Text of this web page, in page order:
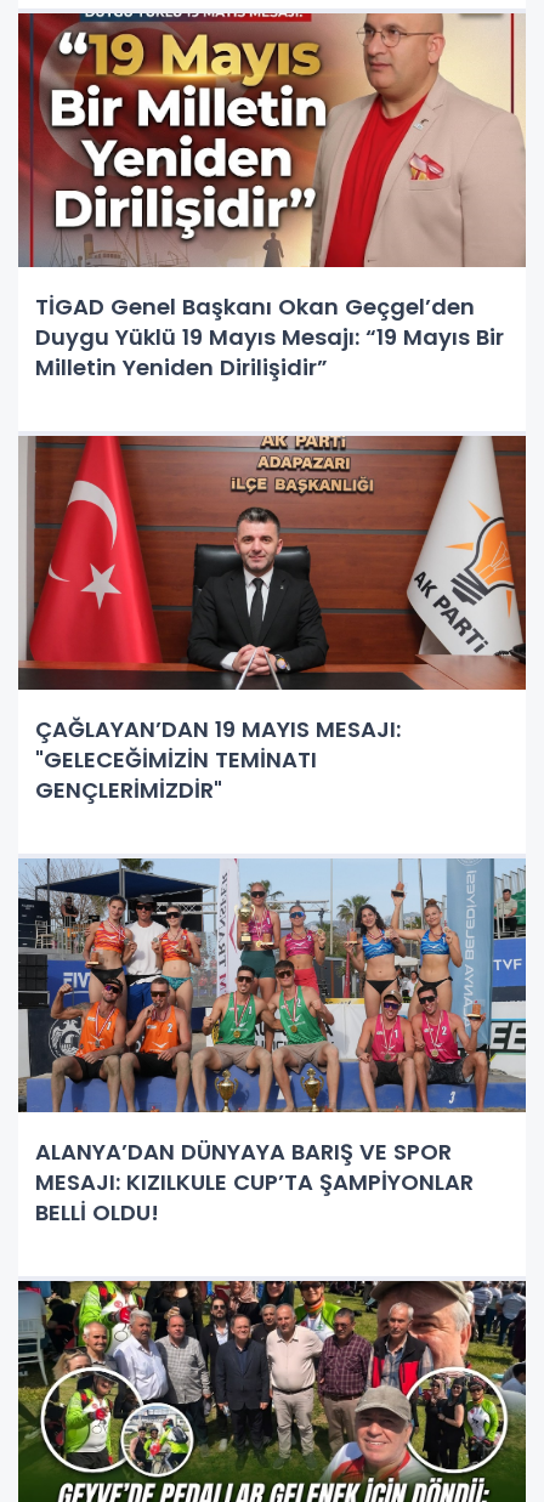
TİGAD Genel Başkanı Okan Geçgel’den
Duygu Yüklü 19 Mayıs Mesajı: “19 Mayıs Bir
Milletin Yeniden Dirilişidir”
ÇAĞLAYAN’DAN 19 MAYIS MESAJI:
"GELECEĞİMİZİN TEMİNATI
GENÇLERİMİZDİR"
ALANYA’DAN DÜNYAYA BARIŞ VE SPOR
MESAJI: KIZILKULE CUP’TA ŞAMPİYONLAR
BELLİ OLDU!